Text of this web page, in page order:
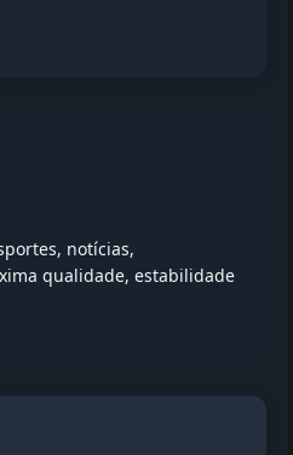
notícias,
qualidade, estabilidade